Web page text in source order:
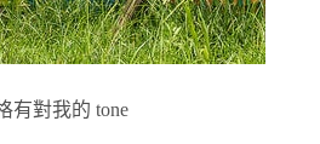
有對我的 tone